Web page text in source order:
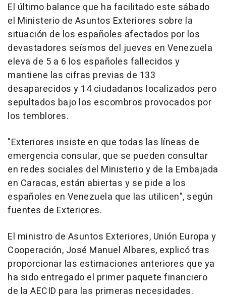
El último balance que ha facilitado este sábado
el Ministerio de Asuntos Exteriores sobre la
situación de los españoles afectados por los
devastadores seísmos del jueves en Venezuela
eleva de 5 a 6 los españoles fallecidos y
mantiene las cifras previas de 133
desaparecidos y 14 ciudadanos localizados pero
sepultados bajo los escombros provocados por
los temblores.
"Exteriores insiste en que todas las líneas de
emergencia consular, que se pueden consultar
en redes sociales del Ministerio y de la Embajada
en Caracas, están abiertas y se pide a los
españoles en Venezuela que las utilicen", según
fuentes de Exteriores.
El ministro de Asuntos Exteriores, Unión Europa y
Cooperación, José Manuel Albares, explicó tras
proporcionar las estimaciones anteriores que ya
ha sido entregado el primer paquete financiero
de la AECID para las primeras necesidades.